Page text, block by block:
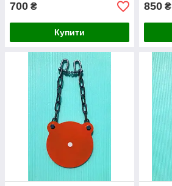
700 ₴
Купити
850 ₴